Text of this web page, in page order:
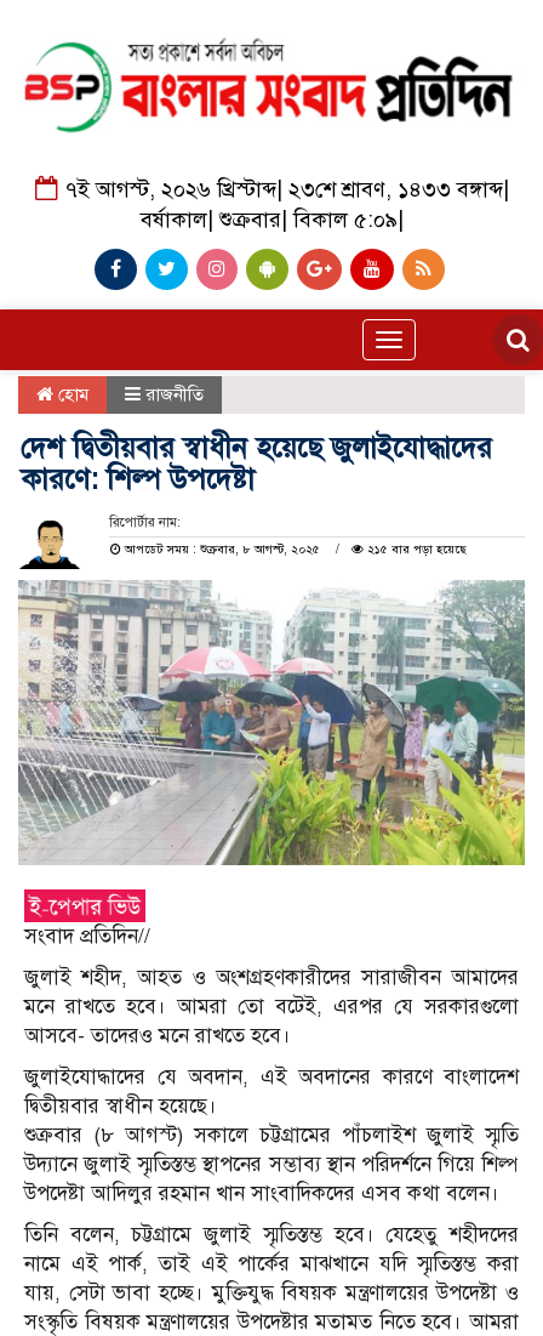
৭ই আগস্ট, ২০২৬ খ্রিস্টাব্দ| ২৩শে শ্রাবণ, ১৪৩৩ বঙ্গাব্দ|
বর্ষাকাল|শুক্রবার|বিকাল ৫:০৯
Toggle
navigation
হোম রাজনীতি
দেশ দ্বিতীয়বার স্বাধীন হয়েছে জুলাইযোদ্ধাদের
কারণে: শিল্প উপদেষ্টা
রিপোর্টার নাম:
আপডেট সময় : শুক্রবার, ৮ আগস্ট, ২০২৫
২১৫ বার পড়া হয়েছে
সংবাদ প্রতিদিন//
জুলাই শহীদ, আহত ও অংশগ্রহণকারীদের সারাজীবন আমাদের
মনে রাখতে হবে। আমরা তো বটেই, এরপর যে সরকারগুলো
আসবে- তাদেরও মনে রাখতে হবে।
জুলাইযোদ্ধাদের যে অবদান, এই অবদানের কারণে বাংলাদেশ
দ্বিতীয়বার স্বাধীন হয়েছে।
শুক্রবার (৮ আগস্ট) সকালে চট্টগ্রামের পাঁচলাইশ জুলাই স্মৃতি
উদ্যানে জুলাই স্মৃতিস্তম্ভ স্থাপনের সম্ভাব্য স্থান পরিদর্শনে গিয়ে শিল্প
উপদেষ্টা আদিলুর রহমান খান সাংবাদিকদের এসব কথা বলেন।
তিনি বলেন, চট্টগ্রামে জুলাই স্মৃতিস্তম্ভ হবে। যেহেতু শহীদদের
নামে এই পার্ক, তাই এই পার্কের মাঝখানে যদি স্মৃতিস্তম্ভ করা
যায়, সেটা ভাবা হচ্ছে। মুক্তিযুদ্ধ বিষয়ক মন্ত্রণালয়ের উপদেষ্টা ও
সংস্কৃতি বিষয়ক মন্ত্রণালয়ের উপদেষ্টার মতামত নিতে হবে। আমরা